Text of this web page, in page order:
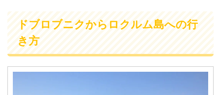
ドブロブニクからロクルム島への行
き方